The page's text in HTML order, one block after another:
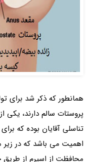
همانطور که ذکر شد برای
پروستات سالم دارند،
تناسلی آقایان بوده که
اهمیت می باشد که در زیر
محافظت از اسپرم از